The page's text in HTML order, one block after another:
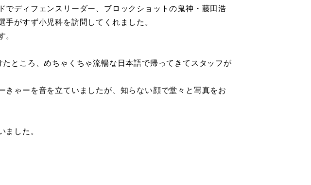
ディフェンスリーダー、ブロックショットの鬼神・藤田浩
がすず小児科を訪問してくれました。
ところ、めちゃくちゃ流暢な日本語で帰ってきてスタッフが
ゃーを音を立ていましたが、知らない顔で堂々と写真をお
した。